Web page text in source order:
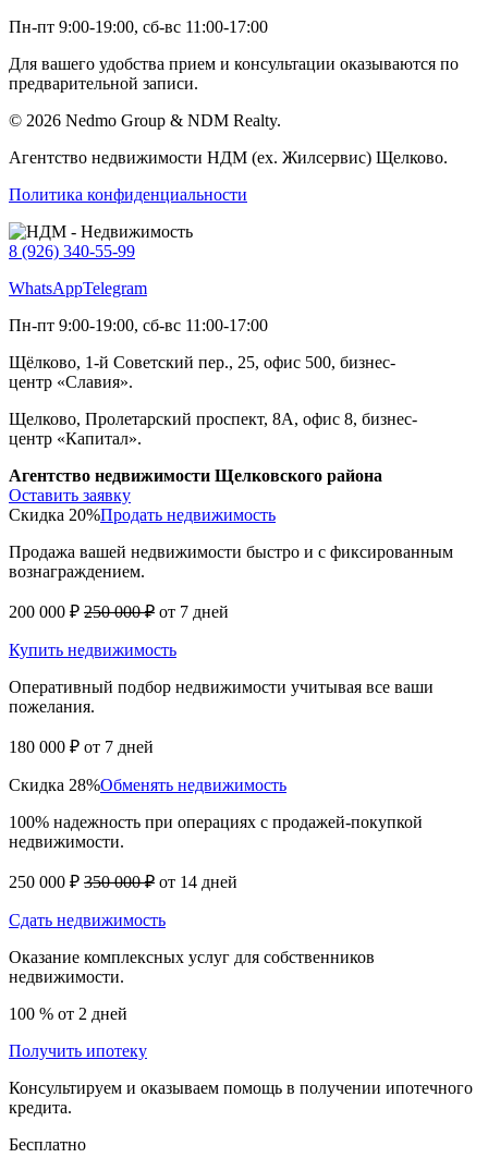
Пн-пт 9:00-19:00, сб-вс 11:00-17:00
Для вашего удобства прием и консультации оказываются по
предварительной записи.
© 2026 Nedmo Group & NDM Realty.
Агентство недвижимости НДМ (ex. Жилсервис) Щелково.
Политика конфиденциальности
8 (926) 340-55-99
WhatsAppTelegram
Пн-пт 9:00-19:00, сб-вс 11:00-17:00
Щёлково, 1-й Советский пер., 25, офис 500, бизнес-
центр «Славия».
Щелково, Пролетарский проспект, 8А, офис 8, бизнес-
центр «Капитал».
Агентство недвижимости Щелковского района
Оставить заявку
Скидка 20%Продать недвижимость
Продажа вашей недвижимости быстро и с фиксированным
вознаграждением.
200 000 ₽ 250 000 ₽ от 7 дней
Купить недвижимость
Оперативный подбор недвижимости учитывая все ваши
пожелания.
180 000 ₽ от 7 дней
Скидка 28%Обменять недвижимость
100% надежность при операциях с продажей-покупкой
недвижимости.
250 000 ₽ 350 000 ₽ от 14 дней
Сдать недвижимость
Оказание комплексных услуг для собственников
недвижимости.
100 % от 2 дней
Получить ипотеку
Консультируем и оказываем помощь в получении ипотечного
кредита.
Бесплатно